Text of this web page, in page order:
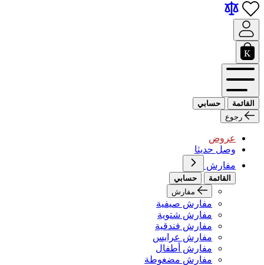
القائمة
حسابي
رجوع
عروض
وصل حديثا
مفارش
القائمة
حسابي
مفارش
مفارش صيفية
مفارش شتوية
مفارش فندقية
مفارش عرايس
مفارش أطفال
مفارش مضغوطة